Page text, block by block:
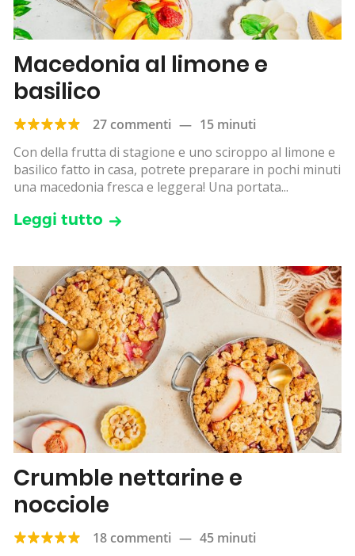
Macedonia al limone e
basilico
27 commenti — 15 minuti
Con della frutta di stagione e uno sciroppo al limone e
basilico fatto in casa, potrete preparare in pochi minuti
una macedonia fresca e leggera! Una portata...
Leggi tutto
Crumble nettarine e
nocciole
18 commenti — 45 minuti